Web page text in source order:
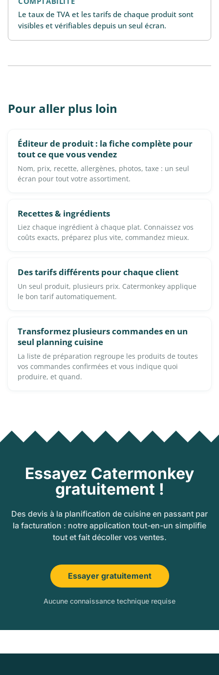
Le taux de TVA et les tarifs de chaque produit sont
visibles et vérifiables depuis un seul écran.
Pour aller plus loin
Éditeur de produit : la fiche complète pour
tout ce que vous vendez
Nom, prix, recette, allergènes, photos, taxe : un seul
écran pour tout votre assortiment.
Recettes & ingrédients
Liez chaque ingrédient à chaque plat. Connaissez vos
coûts exacts, préparez plus vite, commandez mieux.
Des tarifs différents pour chaque client
Un seul produit, plusieurs prix. Catermonkey applique
le bon tarif automatiquement.
Transformez plusieurs commandes en un
seul planning cuisine
La liste de préparation regroupe les produits de toutes
vos commandes confirmées et vous indique quoi
produire, et quand.
Essayez Catermonkey
gratuitement !
Des devis à la planification de cuisine en passant par
la facturation : notre application tout-en-un simplifie
tout et fait décoller vos ventes.
Essayer gratuitement
Aucune connaissance technique requise